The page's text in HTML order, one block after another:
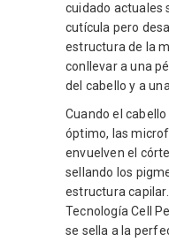
cuidado actuales
cutícula pero
estructura de la
conllevar a una
del cabello y a
Cuando el
óptimo, las
envuelven el
sellando los
estructura
Tecnología Cell
se sella a la